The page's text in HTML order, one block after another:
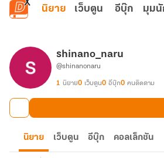
ข้ามไปยังเนื้อหาหลัก
นิยาย เว็บตูน อีบุ๊ก มุมนั
shinano_naru
@shinanonaru
1 นิยาย0 เว็บตูน0 อีบุ๊ก0 คนติดตาม
นิยาย เว็บตูน อีบุ๊ก คอลเล็กชัน